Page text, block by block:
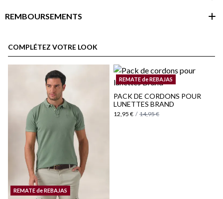
Politique d'expédition
REMBOURSEMENTS
COMPLÉTEZ VOTRE LOOK
REMATE de REBAJAS
REMATE de REBAJAS
PACK DE CORDONS POUR
LUNETTES BRAND
12,95 € / 14,95 €